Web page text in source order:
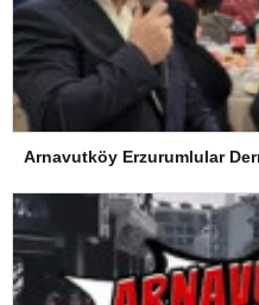
Arnavutköy Erzurumlular